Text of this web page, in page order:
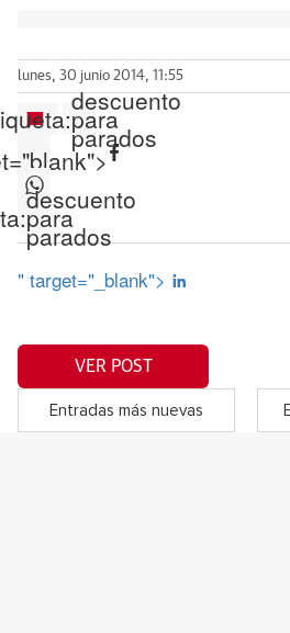
lunes, 30 junio 2014, 11:55
descuento
para
parados
descuento
para
parados
" target="_blank">
VER POST
Entradas más nuevas